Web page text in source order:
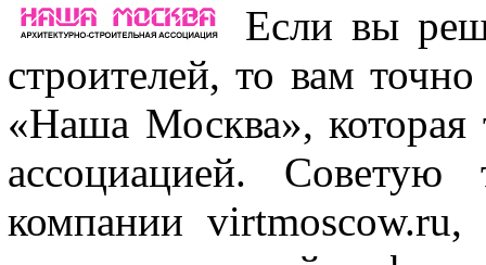
Если вы
строителей, то вам
«Наша Москва», которая
ассоциацией.
компании virtmoscow.ru,